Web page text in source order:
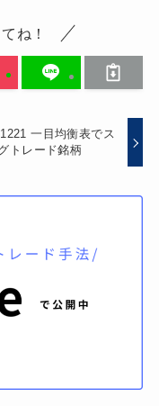
ね！
一目均衡表でス
トレード銘柄